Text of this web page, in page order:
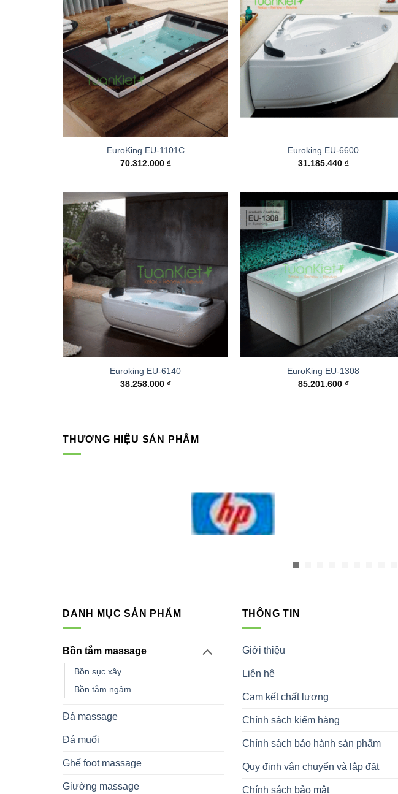
Add to
wishlist
EuroKing EU-1101C
70.312.000 ₫
Add to
wishlist
Euroking EU-6600
31.185.440 ₫
Euroking EU-6140
38.258.000 ₫
Add to
wishlist
EuroKing EU-1308
85.201.600 ₫
THƯƠNG HIỆU SẢN PHẨM
DANH MỤC SẢN PHẨM
Bồn tắm massage
Bồn sục xây
Bồn tắm ngâm
Đá massage
Đá muối
Ghế foot massage
Giường massage
THÔNG TIN
Giới thiệu
Liên hệ
Cam kết chất lượng
Chính sách kiểm hàng
Chính sách bảo hành sản phẩm
Quy định vận chuyển và lắp đặt
Chính sách bảo mật